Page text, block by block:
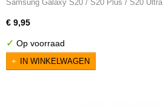
Samsung Galaxy S20 / S20 Plus / S20
€ 9,95
✓ Op voorraad
IN WINKELWAGEN